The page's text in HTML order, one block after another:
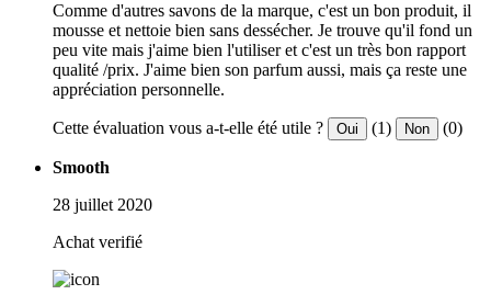
Comme d'autres savons de la marque, c'est un bon produit, il
mousse et nettoie bien sans dessécher. Je trouve qu'il fond un
peu vite mais j'aime bien l'utiliser et c'est un très bon rapport
qualité /prix. J'aime bien son parfum aussi, mais ça reste une
appréciation personnelle.
Cette évaluation vous a-t-elle été utile ? Oui (1) Non (0)
Smooth
28 juillet 2020
Achat verifié